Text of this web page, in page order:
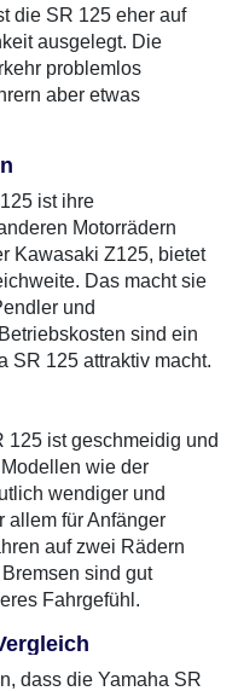
die SR 125 eher auf
ausgelegt. Die
problemlos
aber etwas
ist ihre
Motorrädern
Kawasaki Z125, bietet
Das macht sie
und
sind ein
SR 125 attraktiv macht.
125 ist geschmeidig und
wie der
wendiger und
allem für Anfänger
auf zwei Rädern
sind gut
Fahrgefühl.
dass die Yamaha SR